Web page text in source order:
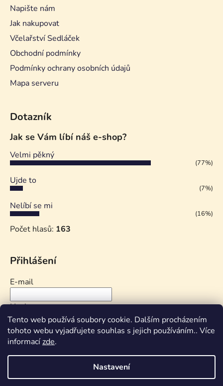
Tento web používá soubory cookie. Dalším procházením
tohoto webu vyjadřujete souhlas s jejich používáním.. Více
informacízde.
Nastavení
Napište nám
Jak nakupovat
Včelařství Sedláček
Obchodní podmínky
Podmínky ochrany osobních údajů
Mapa serveru
Dotazník
Jak se Vám líbí náš e-shop?
Velmi pěkný
(77%)
Ujde to
(7%)
Nelíbí se mi
(16%)
Počet hlasů: 163
Přihlášení
E-mail
Heslo
PŘIHLÁSIT SE
Nová registraceZapomenuté heslo